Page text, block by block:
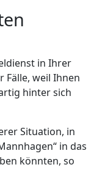
in Ihrer
Fälle, weil Ihnen
hinter sich
Situation, in
in das
könnten, so